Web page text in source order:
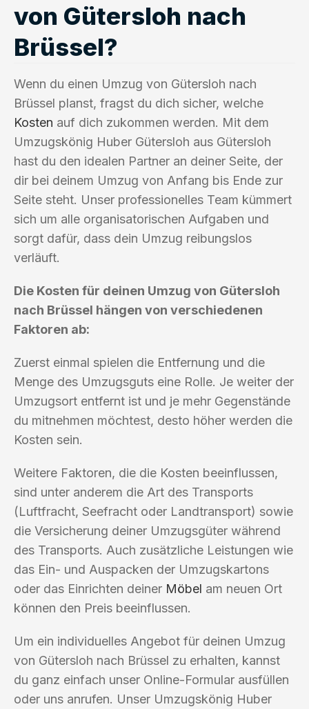
von Gütersloh nach
Brüssel?
Wenn du einen Umzug von Gütersloh nach
Brüssel planst, fragst du dich sicher, welche
Kosten auf dich zukommen werden. Mit dem
Umzugskönig Huber Gütersloh aus Gütersloh
hast du den idealen Partner an deiner Seite, der
dir bei deinem Umzug von Anfang bis Ende zur
Seite steht. Unser professionelles Team kümmert
sich um alle organisatorischen Aufgaben und
sorgt dafür, dass dein Umzug reibungslos
verläuft.
Die Kosten für deinen Umzug von Gütersloh
nach Brüssel hängen von verschiedenen
Faktoren ab:
Zuerst einmal spielen die Entfernung und die
Menge des Umzugsguts eine Rolle. Je weiter der
Umzugsort entfernt ist und je mehr Gegenstände
du mitnehmen möchtest, desto höher werden die
Kosten sein.
Weitere Faktoren, die die Kosten beeinflussen,
sind unter anderem die Art des Transports
(Luftfracht, Seefracht oder Landtransport) sowie
die Versicherung deiner Umzugsgüter während
des Transports. Auch zusätzliche Leistungen wie
das Ein- und Auspacken der Umzugskartons
oder das Einrichten deiner Möbel am neuen Ort
können den Preis beeinflussen.
Um ein individuelles Angebot für deinen Umzug
von Gütersloh nach Brüssel zu erhalten, kannst
du ganz einfach unser Online-Formular ausfüllen
oder uns anrufen. Unser Umzugskönig Huber